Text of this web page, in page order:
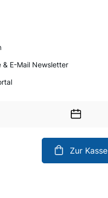
& E-Mail Newsletter
Datum
Zur Kasse